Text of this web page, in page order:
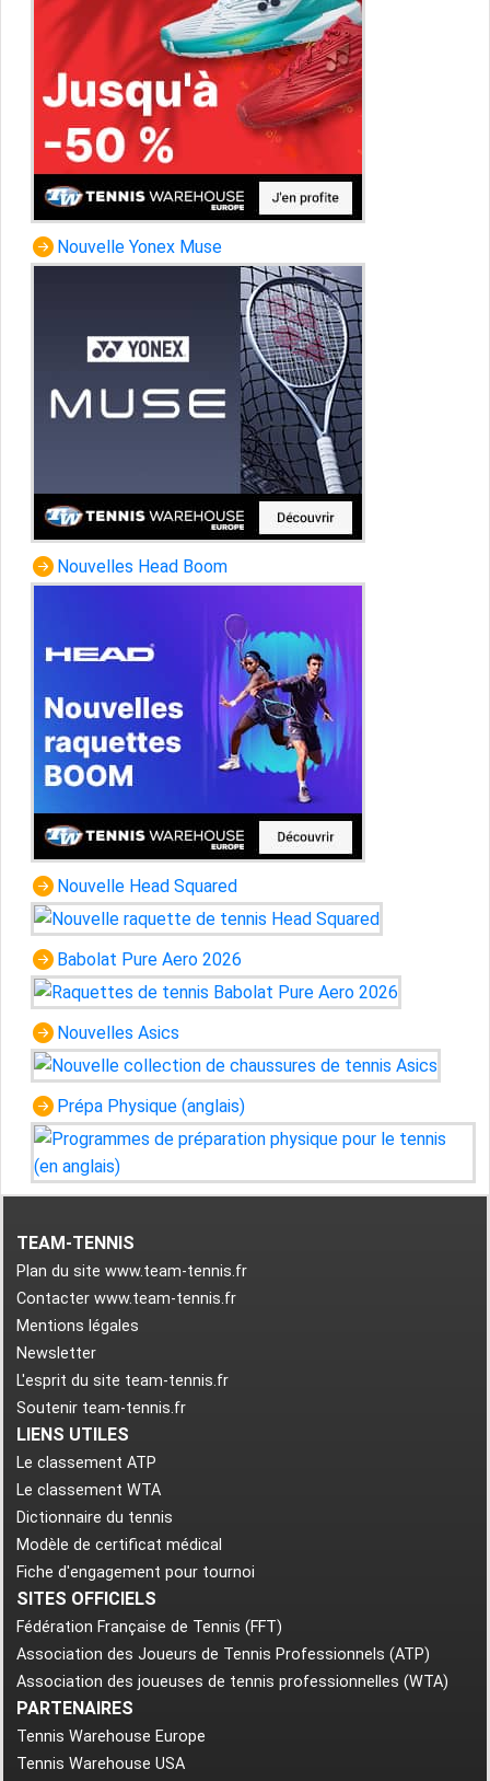
Nouvelle Yonex Muse
Nouvelles Head Boom
Nouvelle Head Squared
Babolat Pure Aero 2026
Nouvelles Asics
Prépa Physique (anglais)
TEAM-TENNIS
Plan du site www.team-tennis.fr
Contacter www.team-tennis.fr
Mentions légales
Newsletter
L'esprit du site team-tennis.fr
Soutenir team-tennis.fr
LIENS UTILES
Le classement ATP
Le classement WTA
Dictionnaire du tennis
Modèle de certificat médical
Fiche d'engagement pour tournoi
SITES OFFICIELS
Fédération Française de Tennis (FFT)
Association des Joueurs de Tennis Professionnels (ATP)
Association des joueuses de tennis professionnelles (WTA)
PARTENAIRES
Tennis Warehouse Europe
Tennis Warehouse USA